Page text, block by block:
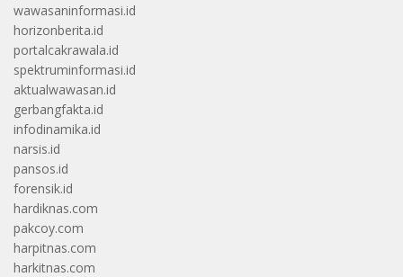
wawasaninformasi.id
horizonberita.id
portalcakrawala.id
spektruminformasi.id
aktualwawasan.id
gerbangfakta.id
infodinamika.id
narsis.id
pansos.id
forensik.id
hardiknas.com
pakcoy.com
harpitnas.com
harkitnas.com